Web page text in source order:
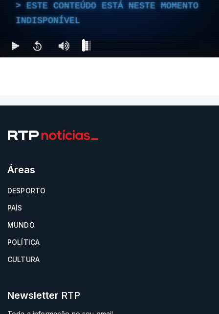
ESTE CONTEÚDO ESTÁ NESTE MOMENTO
INDISPONÍVEL
Áreas
DESPORTO
PAÍS
MUNDO
POLÍTICA
CULTURA
Newsletter RTP